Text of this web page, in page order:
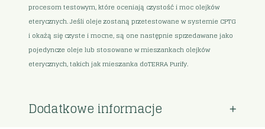
procesom testowym, które oceniają czystość i moc olejków
eterycznych. Jeśli oleje zostaną przetestowane w systemie CPTG
i okażą się czyste i mocne, są one następnie sprzedawane jako
pojedyncze oleje lub stosowane w mieszankach olejków
eterycznych, takich jak mieszanka doTERRA Purify.
Dodatkowe informacje